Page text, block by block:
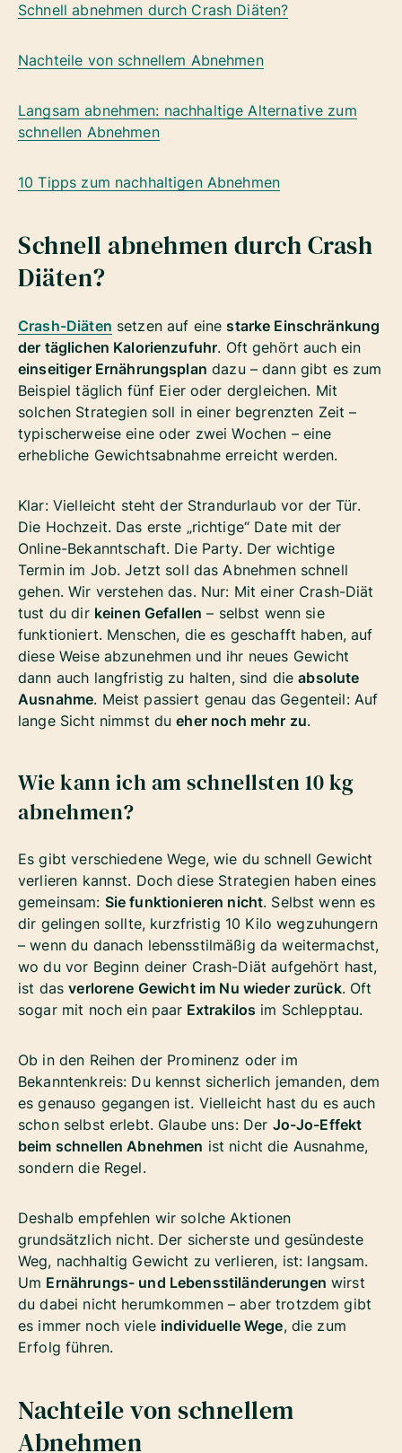
Schnell abnehmen durch Crash Diäten?
Nachteile von schnellem Abnehmen
Langsam abnehmen: nachhaltige Alternative zum
schnellen Abnehmen
10 Tipps zum nachhaltigen Abnehmen
Schnell abnehmen durch Crash
Diäten?
Crash-Diäten setzen auf einestarke Einschränkung
der täglichen Kalorienzufuhr. Oft gehört auch ein
einseitiger Ernährungsplan dazu – dann gibt es zum
Beispiel täglich fünf Eier oder dergleichen. Mit
solchen Strategien soll in einer begrenzten Zeit –
typischerweise eine oder zwei Wochen – eine
erhebliche Gewichtsabnahme erreicht werden.
Klar: Vielleicht steht der Strandurlaub vor der Tür.
Die Hochzeit. Das erste „richtige“ Date mit der
Online-Bekanntschaft. Die Party. Der wichtige
Termin im Job. Jetzt soll das Abnehmen schnell
gehen. Wir verstehen das. Nur: Mit einer Crash-Diät
tust du dir keinen Gefallen – selbst wenn sie
funktioniert. Menschen, die es geschafft haben, auf
diese Weise abzunehmen und ihr neues Gewicht
dann auch langfristig zu halten, sind dieabsolute
Ausnahme. Meist passiert genau das Gegenteil: Auf
lange Sicht nimmst dueher noch mehr zu.
Wie kann ich am schnellsten 10 kg
abnehmen?
Es gibt verschiedene Wege, wie du schnell Gewicht
verlieren kannst. Doch diese Strategien haben eines
gemeinsam: Sie funktionieren nicht. Selbst wenn es
dir gelingen sollte, kurzfristig 10 Kilo wegzuhungern
– wenn du danach lebensstilmäßig da weitermachst,
wo du vor Beginn deiner Crash-Diät aufgehört hast,
ist dasverlorene Gewicht im Nu wieder zurück. Oft
sogar mit noch ein paar Extrakilos im Schlepptau.
Ob in den Reihen der Prominenz oder im
Bekanntenkreis: Du kennst sicherlich jemanden, dem
es genauso gegangen ist. Vielleicht hast du es auch
schon selbst erlebt. Glaube uns: Der Jo-Jo-Effekt
beim schnellen Abnehmen ist nicht die Ausnahme,
sondern die Regel.
Deshalb empfehlen wir solche Aktionen
grundsätzlich nicht. Der sicherste und gesündeste
Weg, nachhaltig Gewicht zu verlieren, ist: langsam.
Um Ernährungs- und Lebensstiländerungen wirst
du dabei nicht herumkommen – aber trotzdem gibt
es immer noch viele individuelle Wege, die zum
Erfolg führen.
Nachteile von schnellem
Abnehmen